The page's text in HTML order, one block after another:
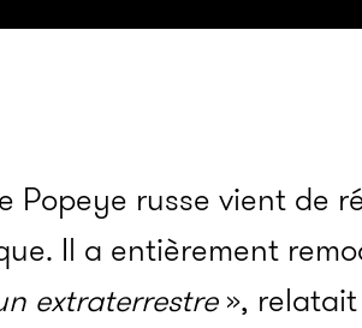
Popeye russe vient de
Il a entièrement
extraterrestre», relatait